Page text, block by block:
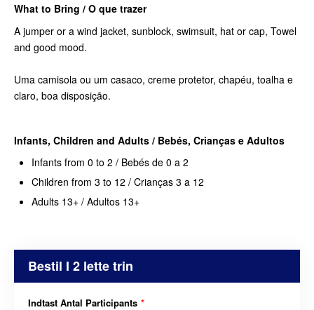
What to Bring / O que trazer
A jumper or a wind jacket, sunblock, swimsuit, hat or cap, Towel
and good mood.
Uma camisola ou um casaco, creme protetor, chapéu, toalha e
claro, boa disposição.
Infants, Children and Adults / Bebés, Crianças e Adultos
Infants from 0 to 2 / Bebés de 0 a 2
Children from 3 to 12 / Crianças 3 a 12
Adults 13+ / Adultos 13+
Bestil I 2 lette trin
Indtast Antal Participants *